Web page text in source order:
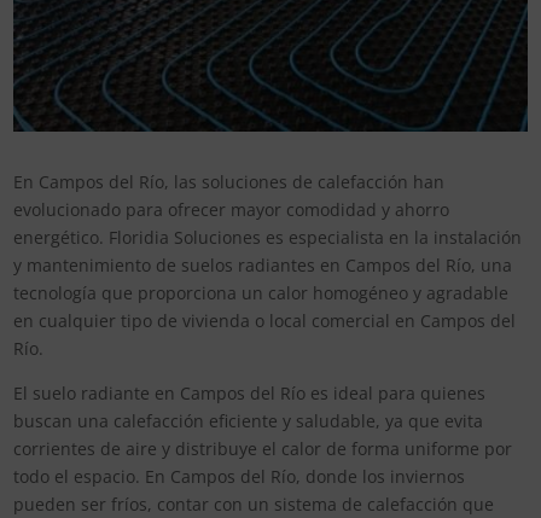
En Campos del Río, las soluciones de calefacción han
evolucionado para ofrecer mayor comodidad y ahorro
energético. Floridia Soluciones es especialista en la instalación
y mantenimiento de suelos radiantes en Campos del Río, una
tecnología que proporciona un calor homogéneo y agradable
en cualquier tipo de vivienda o local comercial en Campos del
Río.
El suelo radiante en Campos del Río es ideal para quienes
buscan una calefacción eficiente y saludable, ya que evita
corrientes de aire y distribuye el calor de forma uniforme por
todo el espacio. En Campos del Río, donde los inviernos
pueden ser fríos, contar con un sistema de calefacción que